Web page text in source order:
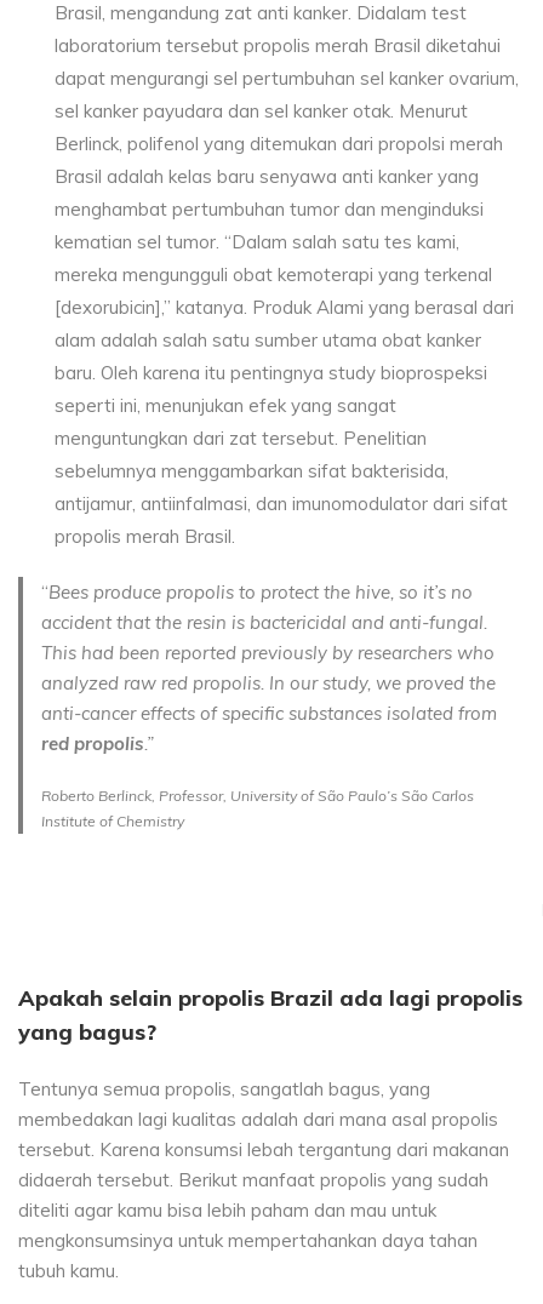
Brasil, mengandung zat anti kanker. Didalam test
laboratorium tersebut propolis merah Brasil diketahui
dapat mengurangi sel pertumbuhan sel kanker ovarium,
sel kanker payudara dan sel kanker otak. Menurut
Berlinck, polifenol yang ditemukan dari propolsi merah
Brasil adalah kelas baru senyawa anti kanker yang
menghambat pertumbuhan tumor dan menginduksi
kematian sel tumor. “Dalam salah satu tes kami,
mereka mengungguli obat kemoterapi yang terkenal
[dexorubicin],” katanya. Produk Alami yang berasal dari
alam adalah salah satu sumber utama obat kanker
baru. Oleh karena itu pentingnya study bioprospeksi
seperti ini, menunjukan efek yang sangat
menguntungkan dari zat tersebut. Penelitian
sebelumnya menggambarkan sifat bakterisida,
antijamur, antiinfalmasi, dan imunomodulator dari sifat
propolis merah Brasil.
“Bees produce propolis to protect the hive, so it’s no
accident that the resin is bactericidal and anti-fungal.
This had been reported previously by researchers who
analyzed raw red propolis. In our study, we proved the
anti-cancer effects of specific substances isolated from
red propolis.”
Roberto Berlinck, Professor, University of São Paulo’s São Carlos
Institute of Chemistry
Apakah selain propolis Brazil ada lagi propolis
yang bagus?
Tentunya semua propolis, sangatlah bagus, yang
membedakan lagi kualitas adalah dari mana asal propolis
tersebut. Karena konsumsi lebah tergantung dari makanan
didaerah tersebut. Berikut manfaat propolis yang sudah
diteliti agar kamu bisa lebih paham dan mau untuk
mengkonsumsinya untuk mempertahankan daya tahan
tubuh kamu.